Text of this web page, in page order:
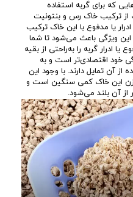
که برای گربه استفاده
ترکیب خاک رس و بنتونیت
یا مدفوع با این خاک ترکیب
ویژگی باعث می‌شود تا شما
ادرار گربه را به‌راحتی از بقیه
خود اقتصادی‌تر است و به
آن تمایل دارند. با وجود این
وزن این خاک کمی سنگین است و
از آن بلند می‌شود.